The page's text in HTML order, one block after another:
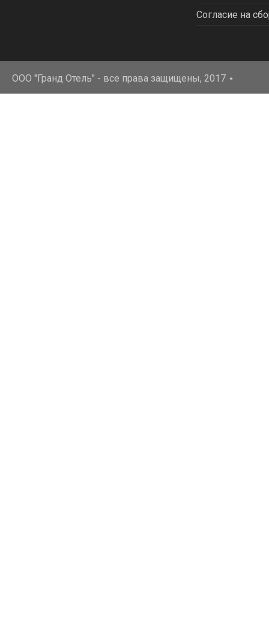
Согласие на
ООО "Гранд Отель" - все права защищены, 2017 ⋆